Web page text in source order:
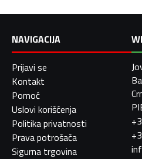
NAVIGACIJA
Prijavi se
Kontakt
Pomoć
Uslovi korišćenja
Politika privatnosti
Prava potrošača
Sigurna trgovina